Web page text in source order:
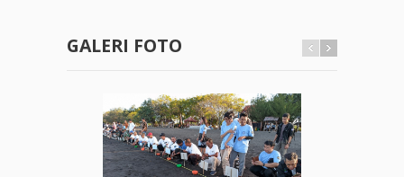
GALERI FOTO